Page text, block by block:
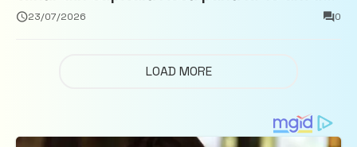
închisoare
23/07/2026 0
LOAD MORE